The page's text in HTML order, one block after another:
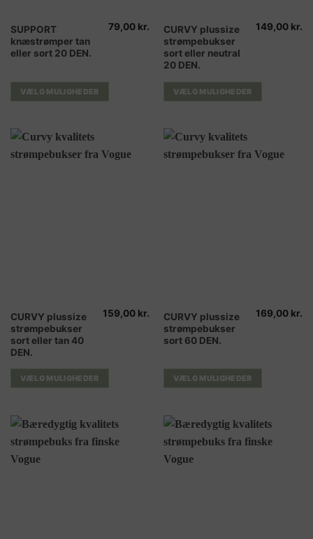
SUPPORT
knæstrømper tan
eller sort 20 DEN.
79,00 kr.
VÆLG MULIGHEDER
Dette
vare
har
varianter.
Mulighederne
vælges
varesiden
CURVY plussize
strømpebukser
sort eller neutral
20 DEN.
149,00 kr.
VÆLG MULIGHEDER
Dette
vare
har
varianter.
Mulighederne
vælges
varesiden
CURVY plussize
strømpebukser
sort eller tan 40
DEN.
159,00 kr.
VÆLG MULIGHEDER
Dette
vare
har
flere
varianter.
Mulighederne
vælges
varesiden
CURVY plussize
strømpebukser
sort 60 DEN.
169,00 kr.
VÆLG MULIGHEDER
Dette
vare
har
varianter.
Mulighederne
vælges
varesiden